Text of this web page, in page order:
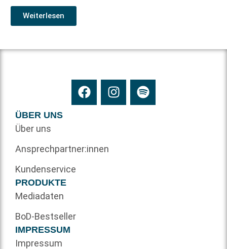
Weiterlesen
ÜBER UNS
Über uns
Ansprechpartner:innen
Kundenservice
PRODUKTE
Mediadaten
BoD-Bestseller
IMPRESSUM
Impressum